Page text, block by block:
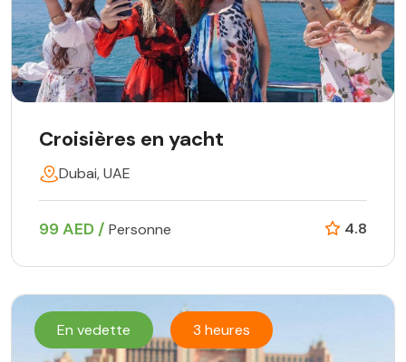
Croisières en yacht
Dubai, UAE
99 AED / Personne 4.8
En vedette 3 heures